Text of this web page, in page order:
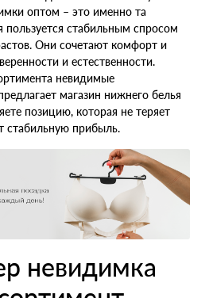
оптом – это именно та
пользуется стабильным спросом
Они сочетают комфорт и
и естественности.
невидимые
магазин нижнего белья
позицию, которая не теряет
стабильную прибыль.
невидимка